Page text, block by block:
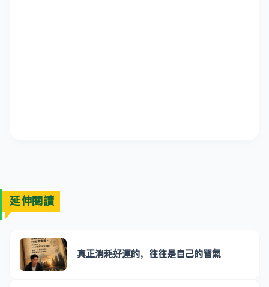
延伸閱讀
真正消耗好運的，往往是自己的習氣